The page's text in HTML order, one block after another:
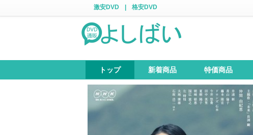
激安DVD 格安DVD
トップ 新着商品 特価商品